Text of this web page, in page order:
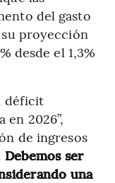
del gasto
su proyección
desde el 1,3%
déficit
2026”,
de ingresos
Debemos ser
una